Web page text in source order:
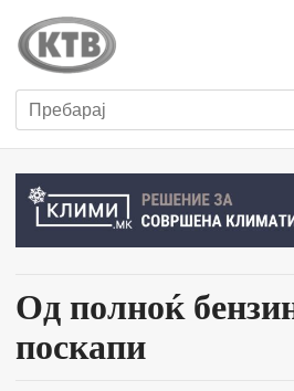
Пребарај
Од полноќ
поскапи